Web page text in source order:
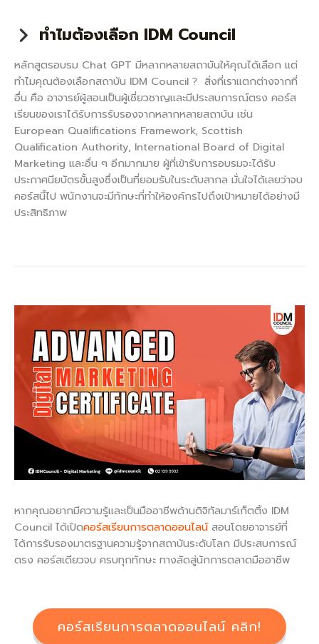
ทำไมต้องเลือก IDM Council
หลักสูตรอบรม Chat GPT มีหลากหลายสถาบันให้คุณได้เลือก แต่
ทำไมคุณต้องเลือกสถาบัน IDM Council ? สิ่งที่เราแตกต่างจากที่
อื่น คือ อาจารย์ผู้สอนเป็นผู้เชี่ยวชาญและมีประสบการณ์ตรง คอร์ส
เรียนของเราได้รับการรับรองจากหลากหลายสถาบัน เช่น
European Qualifications Framework, Scottish
Qualification Authority, International Board of Digital
Marketing และอื่น ๆ อีกมากมาย ผู้ที่เข้ารับการอบรมจะได้รับ
ประกาศนียบัตรขั้นสูงซึ่งเป็นที่ยอมรับในระดับสากล มั่นใจได้เลยว่าจบ
คอร์สนี้ไป พนักงานจะมีทักษะที่ทำให้องค์กรไปถึงเป้าหมายได้อย่างมี
ประสิทธิภาพ
หากคุณอยากมีความรู้และเป็นมืออาชีพด้านดิจิทัลมาร์เก็ตติ้ง IDM
Council ได้เปิดคอร์สเรียนการตลาดออนไลน์สอนโดยอาจารย์ที่
ได้การรับรองมาตรฐานความรู้จากสถาบันระดับโลก มีประสบการณ์
ตรง คอร์สเดียวจบ ครบทุกทักษะ ทางลัดสู่นักการตลาดมืออาชีพ
คอร์สเรียนการตลาดออนไลน์ คลิก!